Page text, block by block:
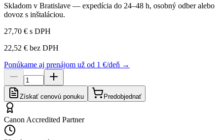
Skladom v Bratislave — expedícia do 24–48 h, osobný odber alebo
dovoz s inštaláciou.
27,70 € s DPH
22,52 € bez DPH
Ponúkame aj prenájom už od 1 €/deň →
Získať cenovú ponuku Predobjednať
Canon Accredited Partner